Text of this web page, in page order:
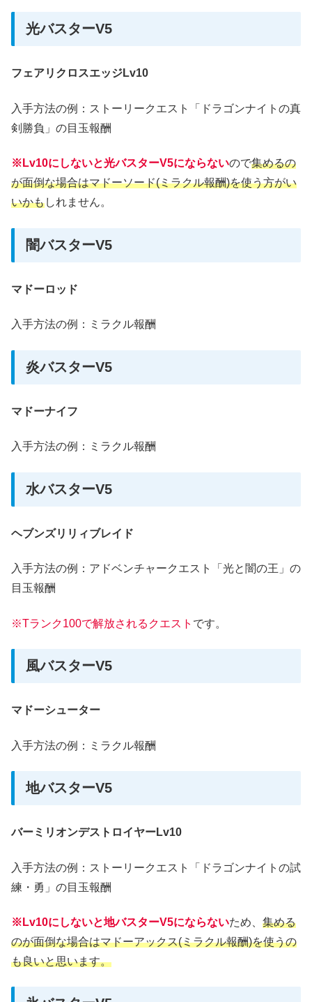
光バスターV5
フェアリクロスエッジLv10
入手方法の例：ストーリークエスト「ドラゴンナイトの真
剣勝負」の目玉報酬
※Lv10にしないと光バスターV5にならないので集めるの
が面倒な場合はマドーソード(ミラクル報酬)を使う方がい
いかもしれません。
闇バスターV5
マドーロッド
入手方法の例：ミラクル報酬
炎バスターV5
マドーナイフ
入手方法の例：ミラクル報酬
水バスターV5
ヘブンズリリィブレイド
入手方法の例：アドベンチャークエスト「光と闇の王」の
目玉報酬
※Tランク100で解放されるクエスト です。
風バスターV5
マドーシューター
入手方法の例：ミラクル報酬
地バスターV5
バーミリオンデストロイヤーLv10
入手方法の例：ストーリークエスト「ドラゴンナイトの試
練・勇」の目玉報酬
※Lv10にしないと地バスターV5にならないため、 集める
のが面倒な場合はマドーアックス(ミラクル報酬)を使うの
も良いと思います。